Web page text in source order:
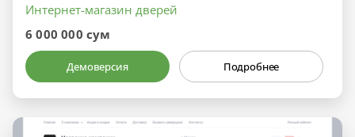
Интернет-магазин дверей
6 000 000 сум
Демоверсия Подробнее